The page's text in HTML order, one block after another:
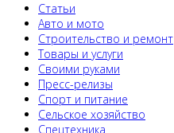
Статьи
Авто и мото
Строительство и ремонт
Товары и услуги
Своими руками
Пресс-релизы
Спорт и питание
Сельское хозяйство
Спецтехника